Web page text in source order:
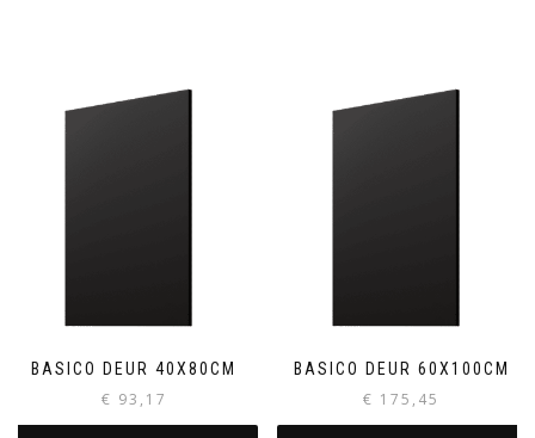
BASICO DEUR 40X80CM
€ 93,17
BASICO DEUR 60X100CM
€ 175,45